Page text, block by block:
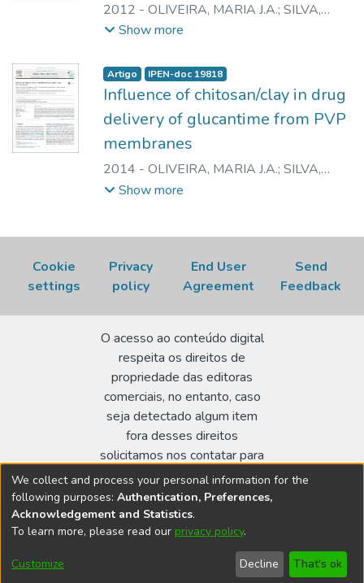
2012 - OLIVEIRA, MARIA J.A.; SILVA,
ESTEFANIA O.
F.
Show more
Artigo IPEN-doc 19818
Influence of chitosan/clay in drug
delivery of glucantime from PVP
membranes
2014 - OLIVEIRA, MARIA J.A.; SILVA,
ESTEFANIA O.
Show more
Cookie
settings
Privacy
policy
End User
Agreement
Send
Feedback
O acesso ao conteúdo digital
respeita os direitos de
propriedade das editoras
comerciais, no entanto, caso
seja detectado algum item
fora desses direitos
solicitamos nos contatar para
realizar a regularização.
Biblioteca Terezine Arantes Ferraz
Av. Lineu Prestes 2242 - Cidade Universitária - CEP:
We collect and process your personal information for the
following purposes: Authentication, Preferences,
Acknowledgement and Statistics.
To learn more, please read our privacy policy.
Customize Decline That's ok